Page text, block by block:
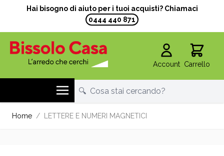
Hai bisogno di aiuto per i tuoi acquisti? Chiamaci
0444 440 871
Account Carrello
Home / LETTERE E NUMERI MAGNETICI